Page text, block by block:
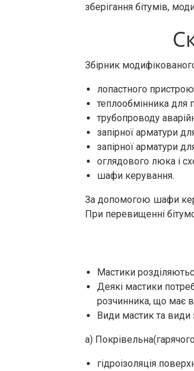
зберігання бітумів,
Збірник
лопастного
теплообмінника для
трубопроводу
запірної арматури
запірної арматури
оглядового люка і
шафи керування.
За допомогою шафи
При перевищенні
Мастики
Деякі мастики
розчинника, що має
Види мастик та види
а)
гідроізоляція